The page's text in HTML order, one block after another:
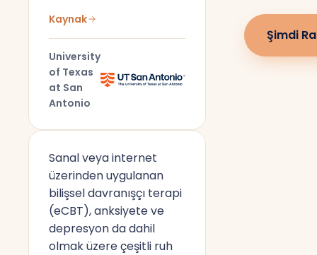
Kaynak
University
of Texas
at San
Antonio
Sanal veya internet
üzerinden uygulanan
bilişsel davranışçı terapi
(eCBT), anksiyete ve
depresyon da dahil
olmak üzere çeşitli ruh
Şimdi